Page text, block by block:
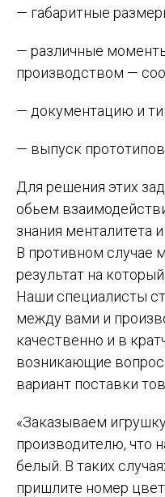
— габаритные
— различные
производством —
— документацию и
— выпуск
Для решения этих
обьем
знания менталитета и
В противном случае
результат на
Наши специалисты
между вами и
качественно и в
возникающие
вариант поставки
«Заказываем
производителю, что
белый. В таких
пришлите номер